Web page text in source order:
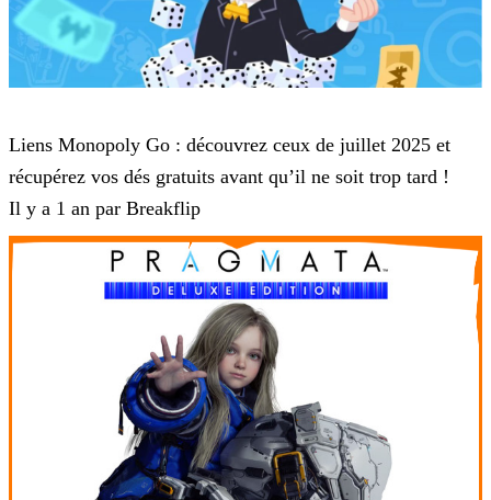
Liens Monopoly Go : découvrez ceux de juillet 2025 et
récupérez vos dés gratuits avant qu’il ne soit trop tard !
Il y a 1 an par Breakflip